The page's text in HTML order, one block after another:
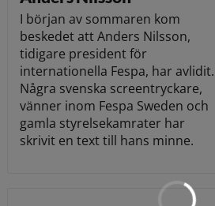
I början av sommaren kom
beskedet att Anders Nilsson,
tidigare president för
internationella Fespa, har avlidit.
Några svenska screentryckare,
vänner inom Fespa Sweden och
gamla styrelsekamrater har
skrivit en text till hans minne.